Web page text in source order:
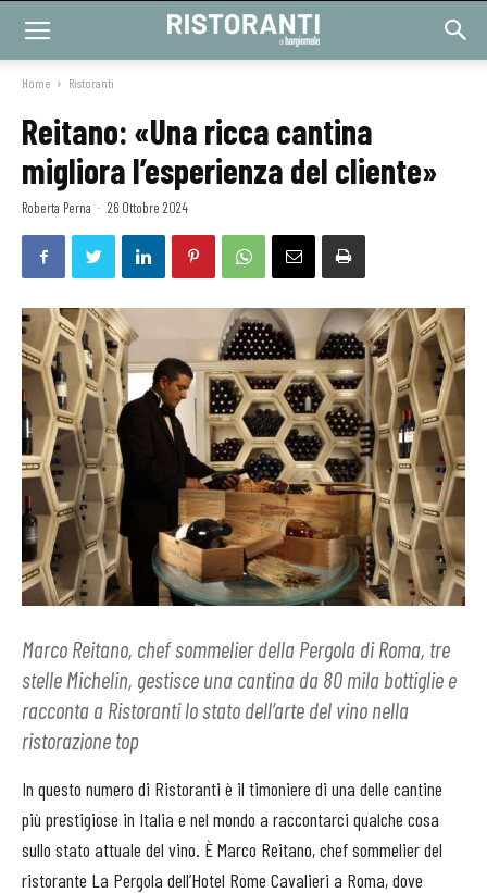
Home Ristoranti
Reitano: «Una ricca cantina
migliora l’esperienza del cliente»
Roberta Perna - 26 Ottobre 2024
Marco Reitano, chef sommelier della Pergola di Roma, tre
stelle Michelin, gestisce una cantina da 80 mila bottiglie e
racconta a Ristoranti lo stato dell’arte del vino nella
ristorazione top
In questo numero di Ristoranti è il timoniere di una delle cantine
più prestigiose in Italia e nel mondo a raccontarci qualche cosa
sullo stato attuale del vino. È Marco Reitano, chef sommelier del
ristorante La Pergola dell’Hotel Rome Cavalieri a Roma, dove